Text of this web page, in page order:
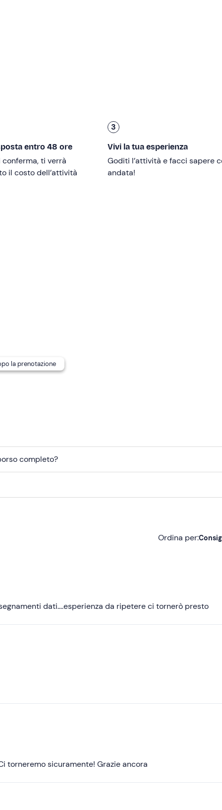
della
canoista. L'istruttore infatti sarà dedicato a te per darti
all'attività è necessariosapere nuotare
entro 48 ore
conferma, ti verrà
il costo dell’attività
3
Vivi la tua esperienza
Goditi l’attività e facci sapere
andata!
la prenotazione
completo?
Ordina per:
Meno recenti
Più alte
dati....esperienza da ripetere ci tornerò presto
torneremo sicuramente! Grazie ancora